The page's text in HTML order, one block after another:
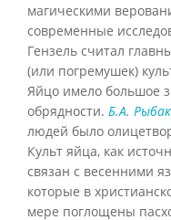
магическими
современные
Гензель считал
(или погремушек)
Яйцо имело большое
обрядности. Б.А.
людей было
Культ яйца, как
связан с весенними
которые в
мере поглощены